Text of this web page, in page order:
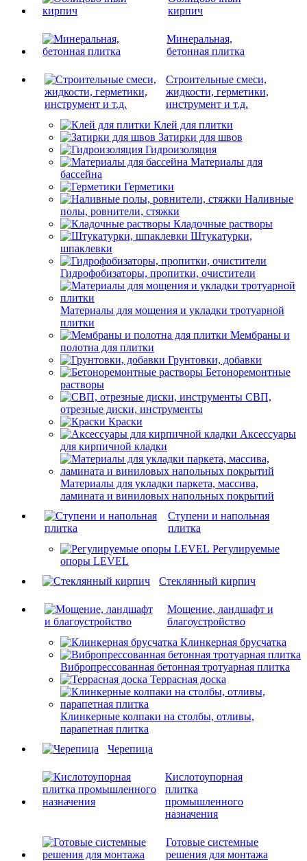
кирпич
Минеральная,
бетонная плитка
Строительные смеси,
жидкости, герметики,
инструмент и т.д.
Клей для плитки
Затирки для швов
Гидроизоляция
Материалы для
бассейна
Герметики
Наливные
полы, ровнители, стяжки
Кладочные растворы
Штукатурки,
шпаклевки
Гидрофобизаторы, пропитки, очистители
Материалы для мощения и укладки тротуарной
плитки
Мембраны и
полотна для плитки
Грунтовки, добавки
Бетоноремонтные
растворы
СВП,
отрезные диски, инструменты
Краски
Аксессуары
для кирпичной кладки
Материалы для укладки паркета, массива,
ламината и виниловых напольных покрытий
Ступени и напольная
плитка
Регулируемые
опоры LEVEL
Cтеклянный кирпич
Мощение, ландшафт и
благоустройство
Клинкерная брусчатка
Вибропрессованная бетонная тротуарная плитка
Террасная доска
Клинкерные колпаки на столбы, отливы,
парапетная плитка
Черепица
Кислотоупорная
плитка
промышленного
назначения
Готовые системные
решения для монтажа